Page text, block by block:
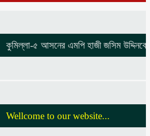
কুমিল্লা-৫ আসনের এমপি হাজী জসিম উদ্দিনকে
Wellcome to our website...